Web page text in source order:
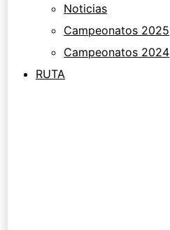
Noticias
Campeonatos 2025
Campeonatos 2024
RUTA